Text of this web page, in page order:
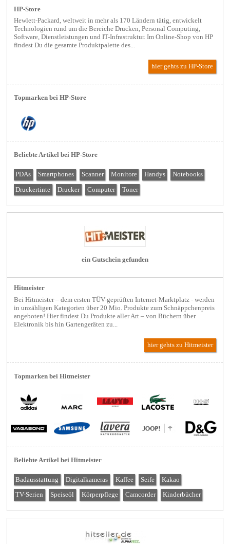
HP-Store
Hewlett-Packard, weltweit in mehr als 170 Ländern tätig, entwickelt
Technologien rund um die Bereiche Drucken, Personal Computing,
Software, Dienstleistungen und IT-Infrastruktur. Im Online-Shop von HP
findest Du die gesamte Produktpalette des...
hier gehts zu HP-Store
Topmarken bei HP-Store
Beliebte Artikel bei HP-Store
PDAs Smartphones Scanner Monitore Handys Notebooks
Druckertinte Drucker Computer Toner
ein Gutschein gefunden
Hitmeister
Bei Hitmeister – dem ersten TÜV-geprüften Internet-Marktplatz - werden
in unzähligen Kategorien über 20 Mio. Produkte zum Schnäppchenpreis
angeboten! Hier findest Du Produkte aller Art – von Büchern über
Elektronik bis hin Gartengeräten zu...
hier gehts zu Hitmeister
Topmarken bei Hitmeister
Beliebte Artikel bei Hitmeister
Badausstattung Digitalkameras Kaffee Seife Kakao
TV-Serien Speiseöl Körperpflege Camcorder Kinderbücher